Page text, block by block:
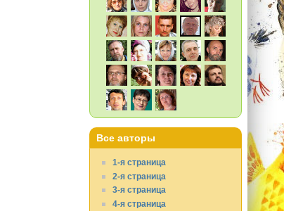
Все авторы
1-я страница
2-я страница
3-я страница
4-я страница